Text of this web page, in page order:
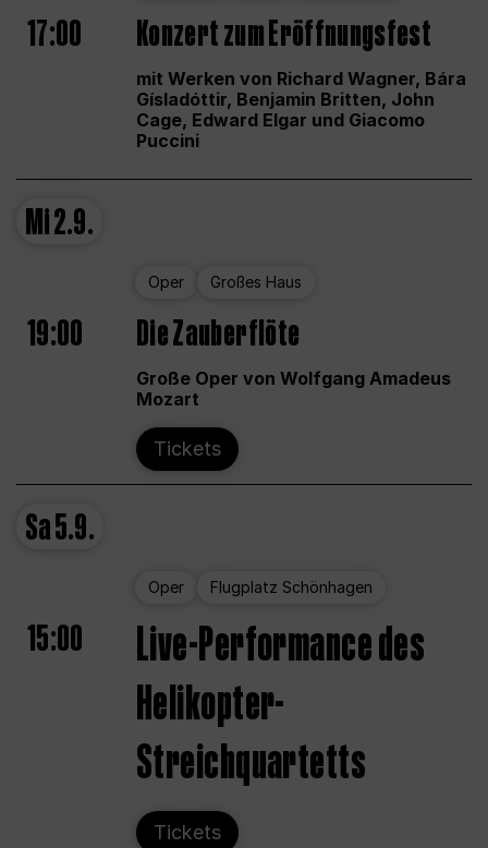
17:00 Konzert zum Eröffnungsfest
mit Werken von Richard Wagner, Bára
Gísladóttir, Benjamin Britten, John
Cage, Edward Elgar und Giacomo
Puccini
Mi2.9.
Oper Großes Haus
19:00 Die Zauberflöte
Große Oper von Wolfgang Amadeus
Mozart
Tickets
Sa5.9.
Oper Flugplatz Schönhagen
15:00
Live-Performance des
Helikopter-
Streichquartetts
Tickets